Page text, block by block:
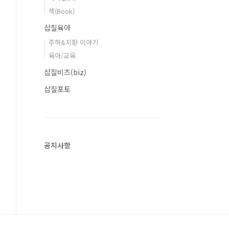
책(Book)
삽질육아
주하&지환 이야기
육아/교육
삽질비즈(biz)
삽질포토
공지사항